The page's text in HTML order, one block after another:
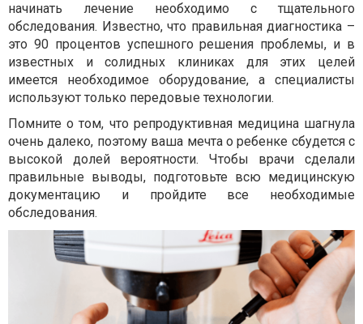
начинать лечение необходимо с тщательного
обследования. Известно, что правильная диагностика –
это 90 процентов успешного решения проблемы, и в
известных и солидных клиниках для этих целей
имеется необходимое оборудование, а специалисты
используют только передовые технологии.
Помните о том, что репродуктивная медицина шагнула
очень далеко, поэтому ваша мечта о ребенке сбудется с
высокой долей вероятности. Чтобы врачи сделали
правильные выводы, подготовьте всю медицинскую
документацию и пройдите все необходимые
обследования.